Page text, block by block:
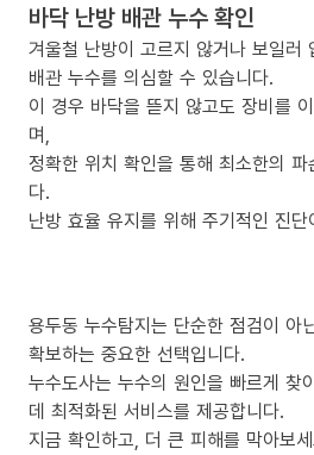
바닥 난방 배관 누수 확인
겨울철 난방이 고르지 않거나 보일러
배관 누수를 의심할 수 있습니다.
이 경우 바닥을 뜯지 않고도 장비를
며,
정확한 위치 확인을 통해 최소한의
다.
난방 효율 유지를 위해 주기적인 진단
용두동 누수탐지는 단순한 점검이 아
확보하는 중요한 선택입니다.
누수도사는 누수의 원인을 빠르게 찾
데 최적화된 서비스를 제공합니다.
지금 확인하고, 더 큰 피해를 막아보